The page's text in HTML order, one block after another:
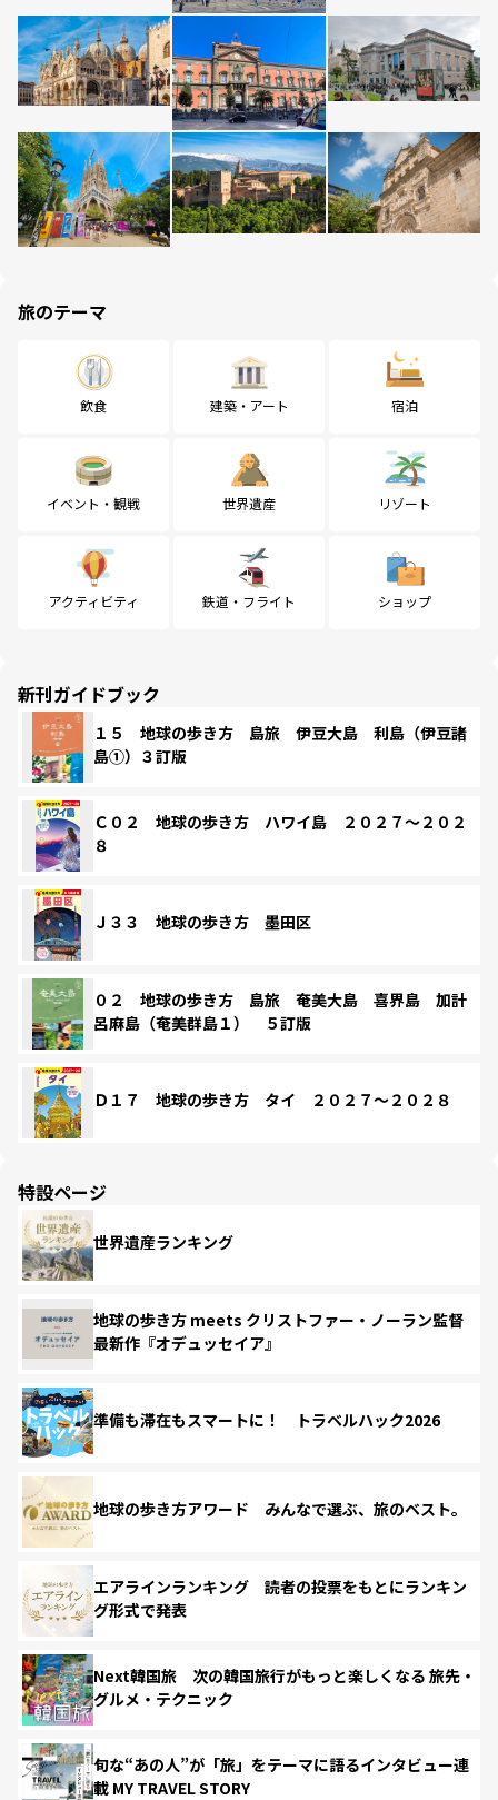
旅のテーマ
飲食 建築・アート 宿泊
イベント・観戦 世界遺産 リゾート
アクティビティ 鉄道・フライト ショップ
新刊ガイドブック
１５ 地球の歩き方 島旅 伊豆大島 利島（伊豆諸
島①）３訂版
Ｃ０２ 地球の歩き方 ハワイ島 ２０２７～２０２
８
Ｊ３３ 地球の歩き方 墨田区
０２ 地球の歩き方 島旅 奄美大島 喜界島 加計
呂麻島（奄美群島１） ５訂版
Ｄ１７ 地球の歩き方 タイ ２０２７～２０２８
特設ページ
世界遺産ランキング
地球の歩き方 meets クリストファー・ノーラン監督
最新作『オデュッセイア』
準備も滞在もスマートに！ トラベルハック2026
地球の歩き方アワード みんなで選ぶ、旅のベスト。
エアラインランキング 読者の投票をもとにランキン
グ形式で発表
Next韓国旅 次の韓国旅行がもっと楽しくなる 旅先・
グルメ・テクニック
旬な“あの人”が「旅」をテーマに語るインタビュー連
載 MY TRAVEL STORY